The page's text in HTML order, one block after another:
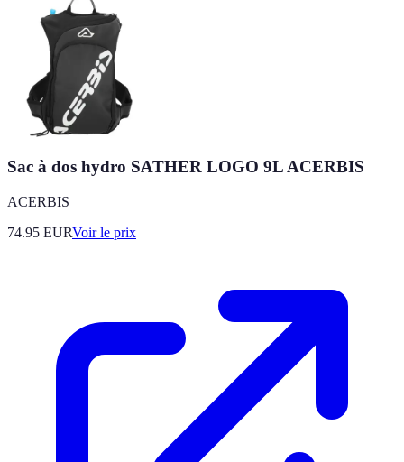
Sac à dos hydro SATHER LOGO 9L ACERBIS
ACERBIS
74.95 EURVoir le prix